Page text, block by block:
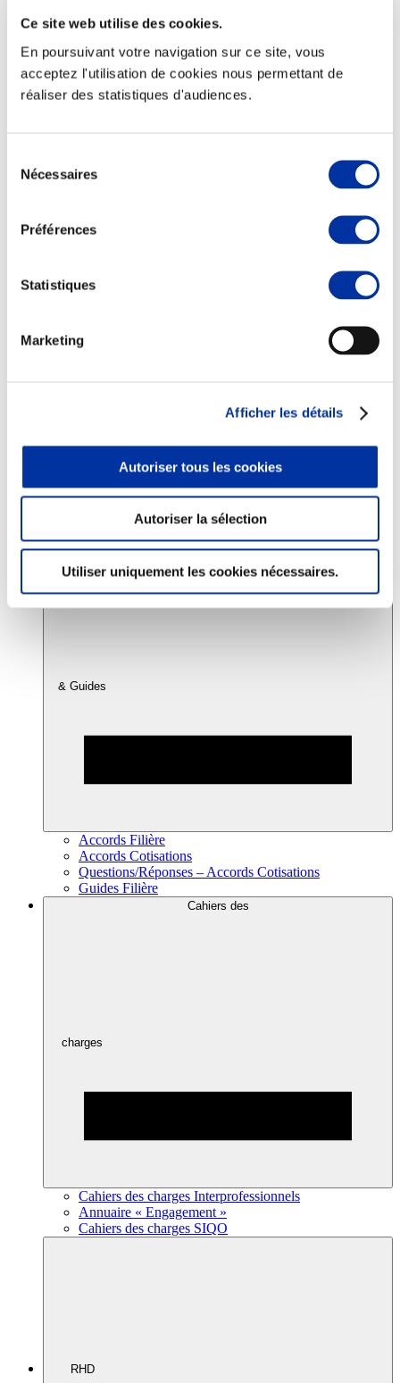
Ce site web utilise des cookies.
En poursuivant votre navigation sur ce site, vous
acceptez l'utilisation de cookies nous permettant de
réaliser des statistiques d'audiences.
Nécessaires
Préférences
Statistiques
Marketing
Afficher les détails
Autoriser tous les cookies
Autoriser la sélection
Utiliser uniquement les cookies nécessaires.
Elevage
Consommation
Sécurité sanitaire
Juste rémunération et attractivité des métiers
Info-veille scientifique
Accords
& Guides
Accords Filière
Accords Cotisations
Questions/Réponses – Accords Cotisations
Guides Filière
Cahiers des
charges
Cahiers des charges Interprofessionnels
Annuaire « Engagement »
Cahiers des charges SIQO
RHD